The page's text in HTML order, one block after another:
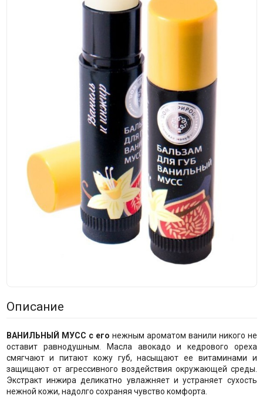
Описание
ВАНИЛЬНЫЙ МУСС с его нежным ароматом ванили никого не
оставит равнодушным. Масла авокадо и кедрового ореха
смягчают и питают кожу губ, насыщают ее витаминами и
защищают от агрессивного воздействия окружающей среды.
Экстракт инжира деликатно увлажняет и устраняет сухость
нежной кожи, надолго сохраняя чувство комфорта.